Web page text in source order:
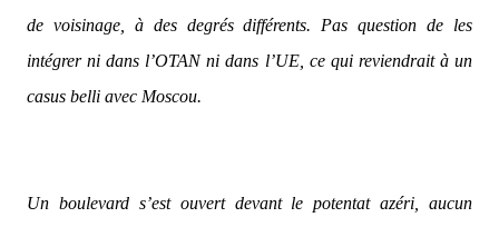
de voisinage, à des degrés différents. Pas question de les
intégrer ni dans l’OTAN ni dans l’UE, ce qui reviendrait à un
casus belli avec Moscou.
Un boulevard s’est ouvert devant le potentat azéri, aucun